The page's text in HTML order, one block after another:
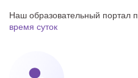
Наш образовательный портал
время суток